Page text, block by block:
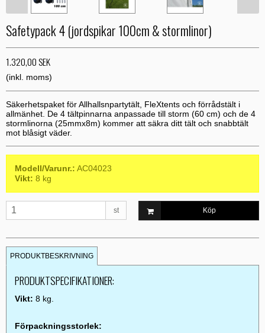
Safetypack 4 (jordspikar 100cm & stormlinor)
1.320,00 SEK
(inkl. moms)
Säkerhetspaket för Allhallsnpartytält, FleXtents och förrådstält i
allmänhet. De 4 tältpinnarna anpassade till storm (60 cm) och de 4
stormlinorna (25mmx8m) kommer att säkra ditt tält och snabbtält
mot blåsigt väder.
Modell/Varunr.: AC04023
Vikt: 8 kg
st Köp
PRODUKTBESKRIVNING
PRODUKTSPECIFIKATIONER:
Vikt: 8 kg.
Förpackningsstorlek: